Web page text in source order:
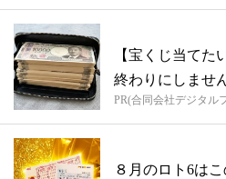
【宝くじ当てた
終わりにしませ
PR(合同会社デジタル
８月のロト6は